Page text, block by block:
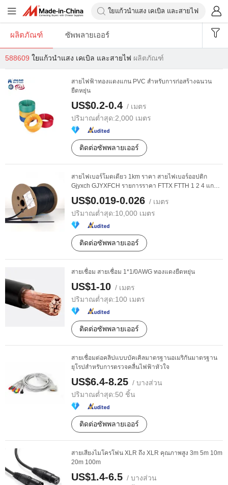
ผลิตภัณฑ์ ซัพพลายเออร์
588609 ใยแก้วนำแสง เคเบิล และสายไฟ ผลิตภัณฑ์
สายไฟฟ้าทองแดงแกน PVC สำหรับการก่อสร้างฉนวน
ยืดหยุ่น
US$0.2-0.4 / เมตร
ปริมาณต่ำสุด:2,000 เมตร
ติดต่อซัพพลายเออร์
สายไฟเบอร์โมดเดียว 1km ราคา สายไฟเบอร์ออปติก
Gjyxch GJYXFCH รายการราคา FTTX FTTH 1 2 4 แกน
G657A2 ...
US$0.019-0.026 / เมตร
ปริมาณต่ำสุด:10,000 เมตร
ติดต่อซัพพลายเออร์
สายเชื่อม สายเชื่อม 1*1/0AWG ทองแดงยืดหยุ่น
US$1-10 / เมตร
ปริมาณต่ำสุด:100 เมตร
ติดต่อซัพพลายเออร์
สายเชื่อมต่อคลิปแบบบัคเคิลมาตรฐานอเมริกันมาตรฐาน
ยุโรปสำหรับการตรวจคลื่นไฟฟ้าหัวใจ
US$6.4-8.25 / บางส่วน
ปริมาณต่ำสุด:50 ชิ้น
ติดต่อซัพพลายเออร์
สายเสียงไมโครโฟน XLR ถึง XLR คุณภาพสูง 3m 5m 10m
20m 100m
US$1.4-6.5 / บางส่วน